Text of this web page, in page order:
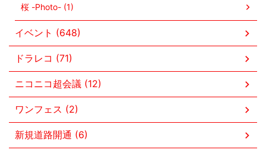
桜 -Photo- (1)
イベント (648)
ドラレコ (71)
ニコニコ超会議 (12)
ワンフェス (2)
新規道路開通 (6)